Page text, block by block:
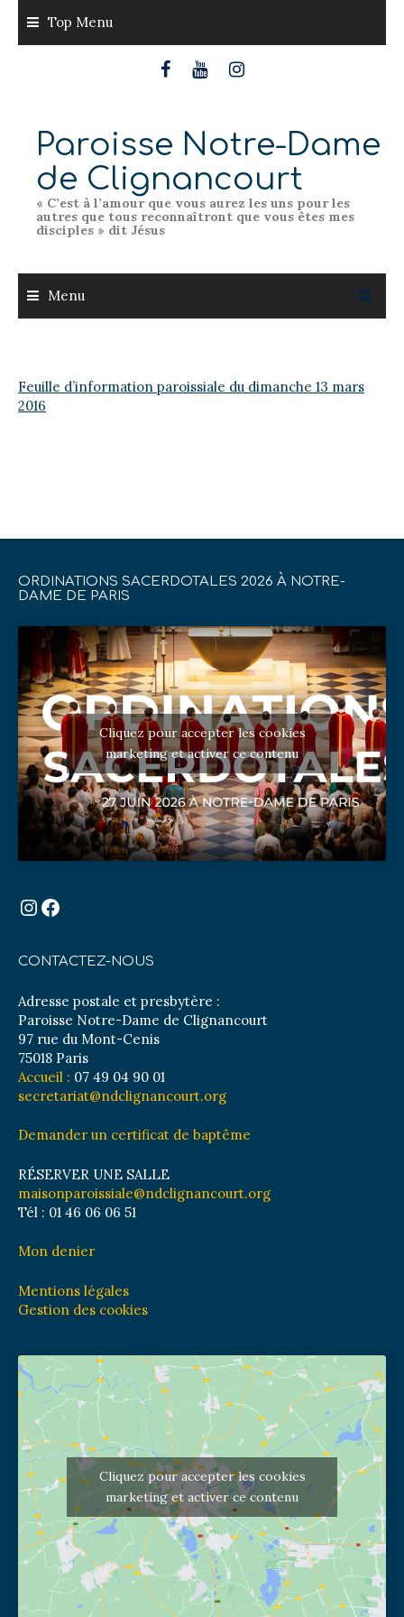
content
Top Menu
Paroisse Notre-Dame
de Clignancourt
« C’est à l’amour que vous aurez les uns pour les
autres que tous reconnaîtront que vous êtes mes
disciples » dit Jésus
Menu
Feuille d’information paroissiale du dimanche 13 mars
2016
ORDINATIONS SACERDOTALES 2026 À NOTRE-
DAME DE PARIS
Cliquez pour accepter les cookies
marketing et activer ce contenu
Instagram
Facebook
CONTACTEZ-NOUS
Adresse postale et presbytère :
Paroisse Notre-Dame de Clignancourt
97 rue du Mont-Cenis
75018 Paris
Accueil : 07 49 04 90 01
secretariat@ndclignancourt.org
Demander un certificat de baptême
RÉSERVER UNE SALLE
maisonparoissiale@ndclignancourt.org
Tél : 01 46 06 06 51
Mon denier
Mentions légales
Gestion des cookies
Cliquez pour accepter les cookies
marketing et activer ce contenu